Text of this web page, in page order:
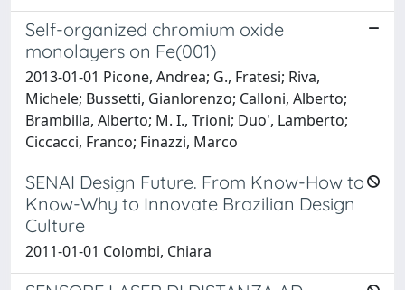
Self-organized chromium oxide
monolayers on Fe(001)
2013-01-01 Picone, Andrea; G., Fratesi; Riva,
Michele; Bussetti, Gianlorenzo; Calloni, Alberto;
Brambilla, Alberto; M. I., Trioni; Duo', Lamberto;
Ciccacci, Franco; Finazzi, Marco
SENAI Design Future. From Know-How to
Know-Why to Innovate Brazilian Design
Culture
2011-01-01 Colombi, Chiara